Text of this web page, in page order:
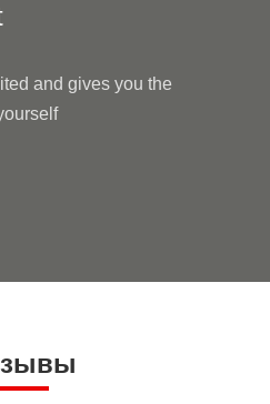
and gives you the